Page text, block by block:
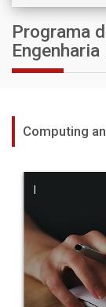
Programa
Computing
|